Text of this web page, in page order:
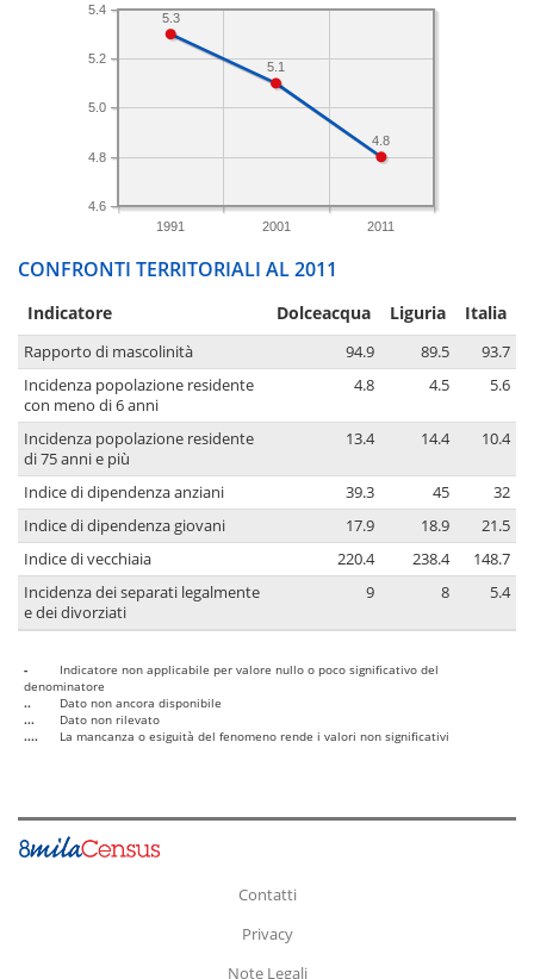
1991 2001 2011
4.6
4.8
5.0
5.2
5.4
4.8
5.1
5.3
CONFRONTI TERRITORIALI AL 2011
Indicatore Dolceacqua Liguria Italia
Rapporto di mascolinità 94.9 89.5
93.7
Incidenza popolazione residente
con meno di 6 anni
4.8 4.5 5.6
Incidenza popolazione residente
di 75 anni e più
13.4 14.4 10.4
Indice di dipendenza anziani 39.3 45
32
Indice di dipendenza giovani
17.9 18.9
21.5
Indice di vecchiaia
220.4 238.4
148.7
Incidenza dei separati legalmente
e dei divorziati
9 8 5.4
-
Indicatore non applicabile per valore nullo o poco significativo del
denominatore
..
Dato non ancora disponibile
...
Dato non rilevato
....
La mancanza o esiguità del fenomeno rende i valori non significativi
Contatti
Privacy
Note Legali